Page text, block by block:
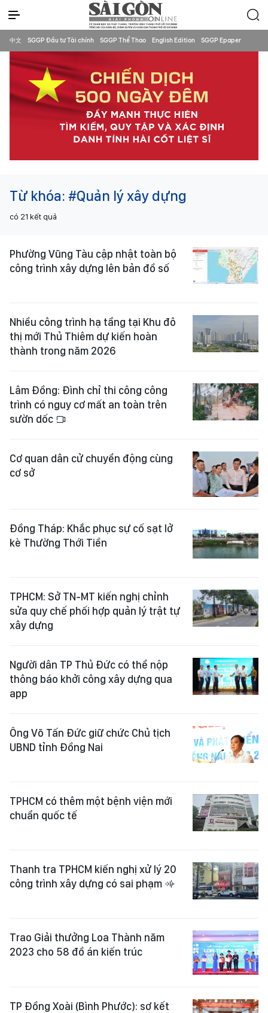
中文 SGGP Đầu tư Tài chính SGGP Thể Thao English Edition SGGP Epaper
Từ khóa: #Quản lý xây dựng
có 21 kết quả
Phường Vũng Tàu cập nhật toàn bộ
công trình xây dựng lên bản đồ số
Nhiều công trình hạ tầng tại Khu đô
thị mới Thủ Thiêm dự kiến hoàn
thành trong năm 2026
Lâm Đồng: Đình chỉ thi công công
trình có nguy cơ mất an toàn trên
sườn dốc
Cơ quan dân cử chuyển động cùng
cơ sở
Đồng Tháp: Khắc phục sự cố sạt lở
kè Thường Thới Tiền
TPHCM: Sở TN-MT kiến nghị chỉnh
sửa quy chế phối hợp quản lý trật tự
xây dựng
Người dân TP Thủ Đức có thể nộp
thông báo khởi công xây dựng qua
app
Ông Võ Tấn Đức giữ chức Chủ tịch
UBND tỉnh Đồng Nai
TPHCM có thêm một bệnh viện mới
chuẩn quốc tế
Thanh tra TPHCM kiến nghị xử lý 20
công trình xây dựng có sai phạm
Trao Giải thưởng Loa Thành năm
2023 cho 58 đồ án kiến trúc
TP Đồng Xoài (Bình Phước): sơ kết